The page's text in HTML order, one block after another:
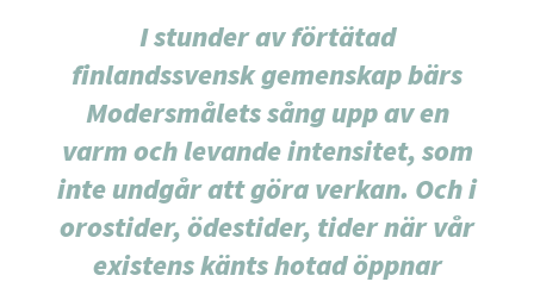
I stunder av förtätad
finlandssvensk gemenskap bärs
Modersmålets sång upp av en
varm och levande intensitet, som
inte undgår att göra verkan. Och i
orostider, ödestider, tider när vår
existens känts hotad öppnar